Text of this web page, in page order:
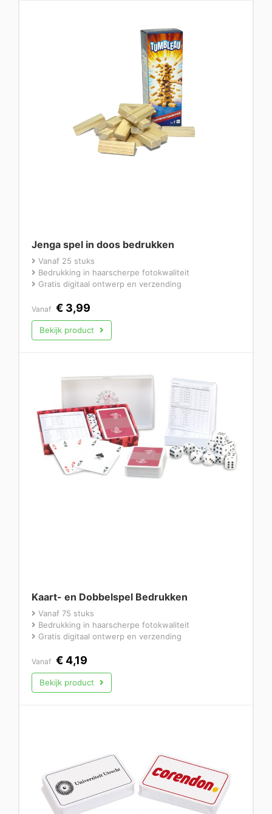
Jenga spel in doos bedrukken
Vanaf 25 stuks
Bedrukking in haarscherpe fotokwaliteit
Gratis digitaal ontwerp en verzending
Vanaf € 3,99
Bekijk product
Kaart- en Dobbelspel Bedrukken
Vanaf 75 stuks
Bedrukking in haarscherpe fotokwaliteit
Gratis digitaal ontwerp en verzending
Vanaf €4,19
Bekijk product